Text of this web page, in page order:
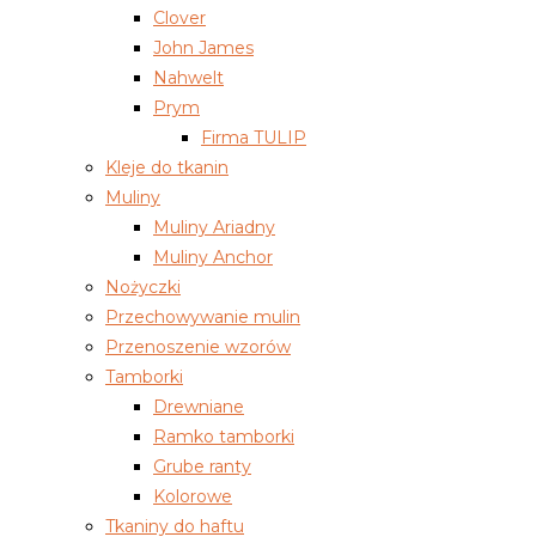
Clover
John James
Nahwelt
Prym
Firma TULIP
Kleje do tkanin
Muliny
Muliny Ariadny
Muliny Anchor
Nożyczki
Przechowywanie mulin
Przenoszenie wzorów
Tamborki
Drewniane
Ramko tamborki
Grube ranty
Kolorowe
Tkaniny do haftu